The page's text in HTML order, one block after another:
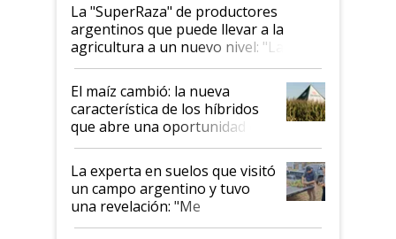
La "SuperRaza" de productores
argentinos que puede llevar a la
agricultura a un nuevo nivel: "Las
posibilidades de crecimiento son
infinitas"
El maíz cambió: la nueva
característica de los híbridos
que abre una oportunidad en
el lote
La experta en suelos que visitó
un campo argentino y tuvo
una revelación: "Me
impresionó mucho"